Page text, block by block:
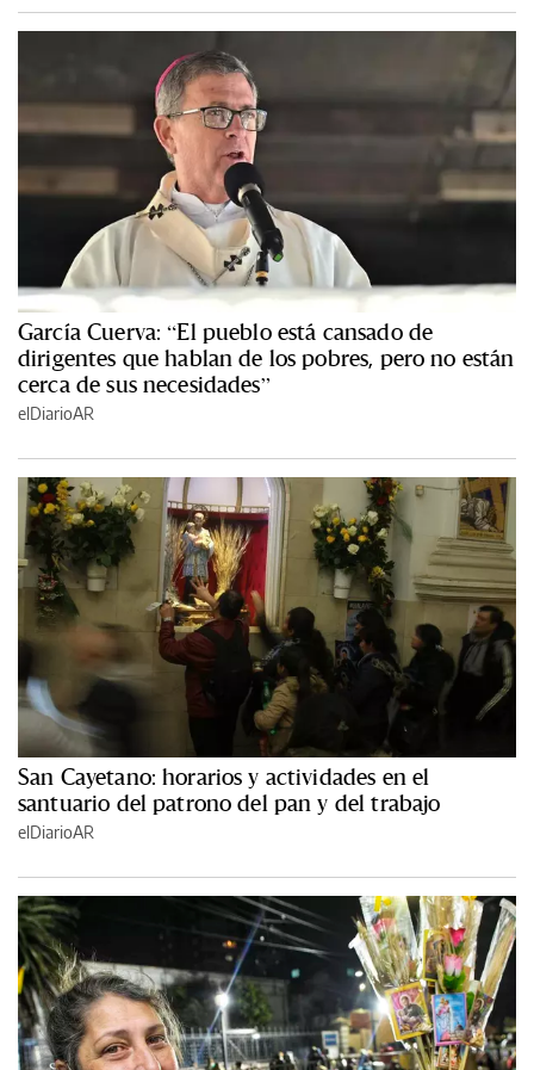
García Cuerva: “El pueblo está cansado de
dirigentes que hablan de los pobres, pero no están
cerca de sus necesidades”
elDiarioAR
San Cayetano: horarios y actividades en el
santuario del patrono del pan y del trabajo
elDiarioAR